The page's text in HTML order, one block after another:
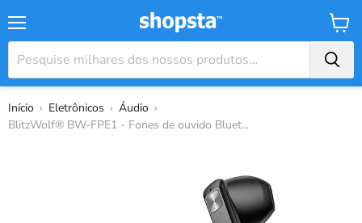
Início › Eletrônicos › Áudio ›
BlitzWolf® BW-FPE1 - Fones de ouvido Bluet...